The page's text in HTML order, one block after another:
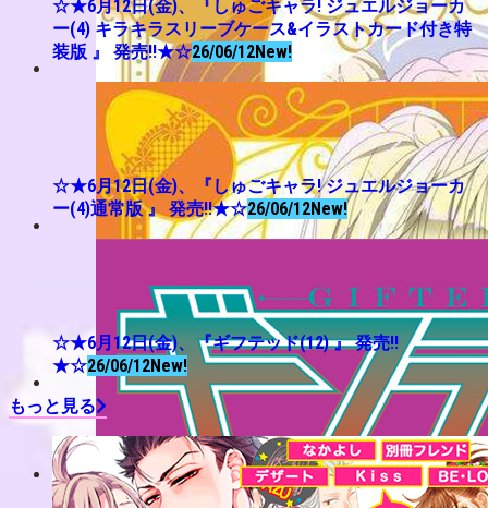
☆★6月12日(金)、『しゅごキャラ! ジュエルジョーカ
ー(4) キラキラスリーブケース&イラストカード付き特
装版 』 発売!!★☆26/06/12New!
☆★6月12日(金)、『しゅごキャラ! ジュエルジョーカ
ー(4)通常版 』 発売!!★☆26/06/12New!
☆★6月12日(金)、『ギフテッド(12) 』 発売!!
★☆26/06/12New!
もっと見る